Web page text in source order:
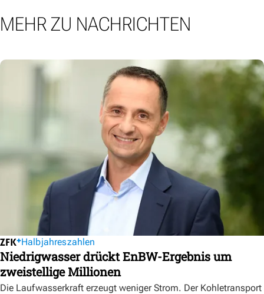
MEHR ZU NACHRICHTEN
Halbjahreszahlen
Niedrigwasser drückt EnBW-Ergebnis um
zweistellige Millionen
Die Laufwasserkraft erzeugt weniger Strom. Der Kohletransport